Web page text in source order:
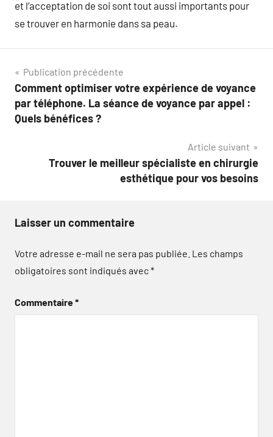
et l’acceptation de soi sont tout aussi importants pour
se trouver en harmonie dans sa peau.
Navigation
de
l’article
Publication précédente
Comment optimiser votre expérience de voyance
par téléphone. La séance de voyance par appel :
Quels bénéfices ?
Article suivant
Trouver le meilleur spécialiste en chirurgie
esthétique pour vos besoins
Laisser un commentaire
Votre adresse e-mail ne sera pas publiée. Les champs
obligatoires sont indiqués avec*
Commentaire*